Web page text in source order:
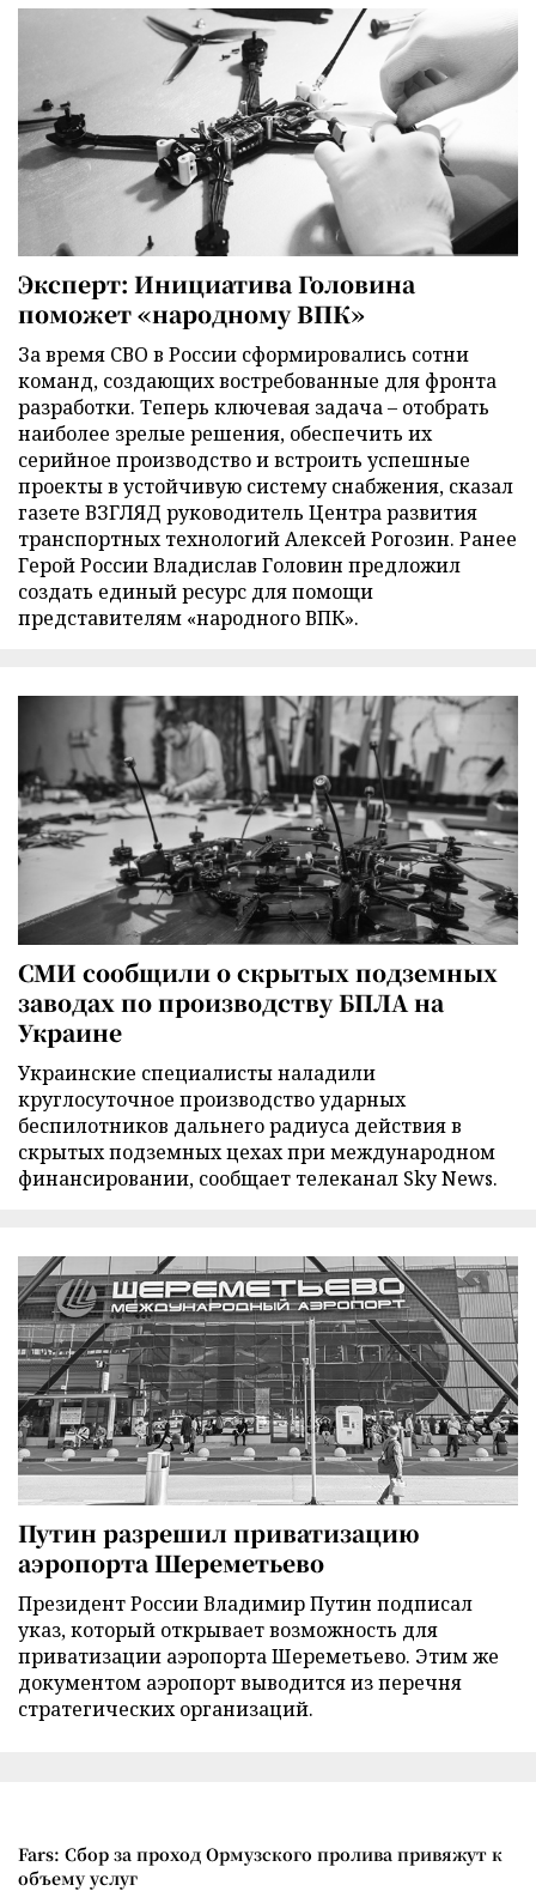
Эксперт: Инициатива Головина
поможет «народному ВПК»
За время СВО в России сформировались сотни
команд, создающих востребованные для фронта
разработки. Теперь ключевая задача – отобрать
наиболее зрелые решения, обеспечить их
серийное производство и встроить успешные
проекты в устойчивую систему снабжения, сказал
газете ВЗГЛЯД руководитель Центра развития
транспортных технологий Алексей Рогозин. Ранее
Герой России Владислав Головин предложил
создать единый ресурс для помощи
представителям «народного ВПК».
СМИ сообщили о скрытых подземных
заводах по производству БПЛА на
Украине
Украинские специалисты наладили
круглосуточное производство ударных
беспилотников дальнего радиуса действия в
скрытых подземных цехах при международном
финансировании, сообщает телеканал Sky News.
Путин разрешил приватизацию
аэропорта Шереметьево
Президент России Владимир Путин подписал
указ, который открывает возможность для
приватизации аэропорта Шереметьево. Этим же
документом аэропорт выводится из перечня
стратегических организаций.
Fars: Сбор за проход Ормузского пролива привяжут к
объему услуг